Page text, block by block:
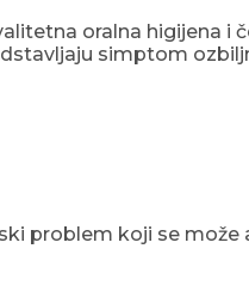
oralna higijena i
simptom
problem koji se može